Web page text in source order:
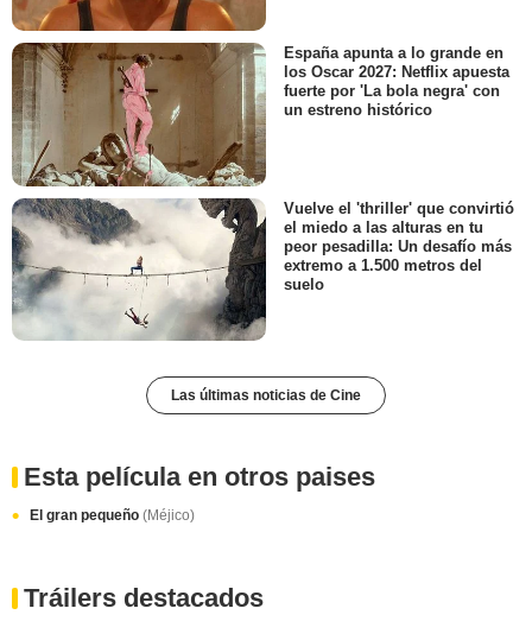
España apunta a lo grande en
los Oscar 2027: Netflix apuesta
fuerte por 'La bola negra' con
un estreno histórico
Vuelve el 'thriller' que convirtió
el miedo a las alturas en tu
peor pesadilla: Un desafío más
extremo a 1.500 metros del
suelo
Las últimas noticias de Cine
Esta película en otros paises
El gran pequeño (Méjico)
Tráilers destacados